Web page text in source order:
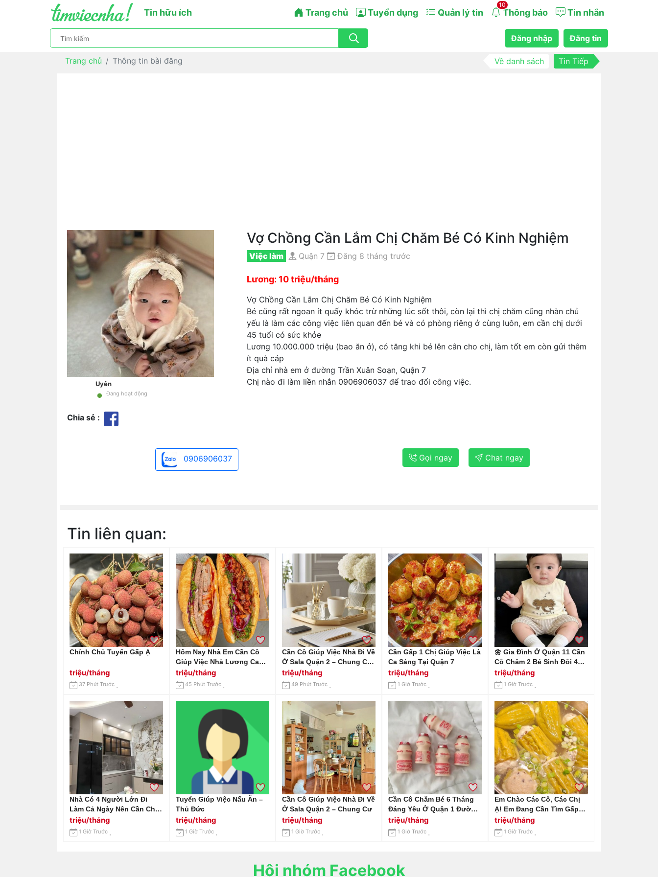
Tin hữu ích Trang chủ Tuyển dụng Quản lý tin
10
Thông báo Tin nhắn
Đăng nhập Đăng tin
Trang chủ Thông tin bài đăng Về danh sách Tin Tiếp
Uyên
• Đang hoạt động
Chia sẻ :
Vợ Chồng Cần Lắm Chị Chăm Bé Có Kinh Nghiệm
Việc làm Quận 7 Đăng 8 tháng trước
Lương: 10 triệu/tháng
Vợ Chồng Cần Lắm Chị Chăm Bé Có Kinh Nghiệm
Bé cũng rất ngoan ít quấy khóc trừ những lúc sốt thôi, còn lại thì chị chăm cũng nhàn chủ
yếu là làm các công việc liên quan đến bé và có phòng riêng ở cùng luôn, em cần chị dưới
45 tuổi có sức khỏe
Lương 10.000.000 triệu (bao ăn ở), có tăng khi bé lên cân cho chị, làm tốt em còn gửi thêm
ít quà cáp
Địa chỉ nhà em ở đường Trần Xuân Soạn, Quận 7
Chị nào đi làm liền nhắn 0906906037 để trao đổi công việc.
0906906037 Gọi ngay Chat ngay
Tin liên quan:
Chính Chủ Tuyển Gấp Ạ
triệu/tháng
37 Phút Trước
Hôm Nay Nhà Em Cần Cô
Giúp Việc Nhà Lương Cao
Tại Quận 1. Không Yêu Cầu
Kinh Nghiệm
triệu/tháng
45 Phút Trước
Cần Cô Giúp Việc Nhà Đi Về
Ở Sala Quận 2 – Chung Cư.
Lương 12tr
triệu/tháng
49 Phút Trước
Cần Gấp 1 Chị Giúp Việc Là
Ca Sáng Tại Quận 7
triệu/tháng
1 Giờ Trước
🌼 Gia Đình Ở Quận 11 Cần
Cô Chăm 2 Bé Sinh Đôi 4
Tuổi
triệu/tháng
1 Giờ Trước
Nhà Có 4 Người Lớn Đi
Làm Cả Ngày Nên Cần Chị
Về Phụ Làm Việc Nhà
triệu/tháng
1 Giờ Trước
Tuyển Giúp Việc Nấu Ăn –
Thủ Đức
triệu/tháng
1 Giờ Trước
Cần Cô Giúp Việc Nhà Đi Về
Ở Sala Quận 2 – Chung Cư
triệu/tháng
1 Giờ Trước
Cần Cô Chăm Bé 6 Tháng
Đáng Yêu Ở Quận 1 Đường
Lê Duẩn – Không Cần Kinh
Nghiệm!
triệu/tháng
1 Giờ Trước
Em Chào Các Cô, Các Chị
Ạ! Em Đang Cần Tìm Gấp
Một Cô Giúp Việc Nhà Ở
Khu Vực Quận 10 Đường
Vĩnh Viễn
triệu/tháng
1 Giờ Trước
Hội nhóm Facebook